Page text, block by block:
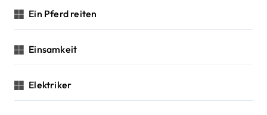
Ein Pferd reiten
Einsamkeit
Elektriker